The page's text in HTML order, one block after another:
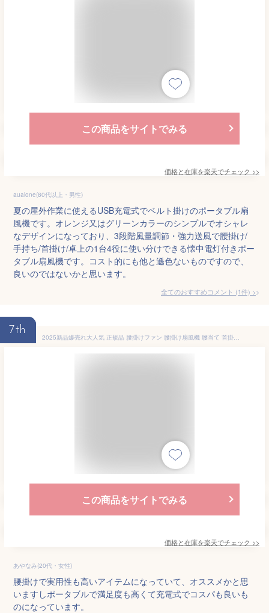
この商品をサイトでみる
価格と在庫を楽天でチェック >>
aualone(80代以上・男性)
夏の屋外作業に使えるUSB充電式でベルト掛けのポータブル扇
風機です。オレンジ又はグリーンカラーのシンプルでオシャレ
なデザインになっており、3段階風量調節・強力送風で腰掛け/
手持ち/首掛け/卓上の1台4役に使い分けできる懐中電灯付きポー
タブル扇風機です。コスト的にも他と遜色ないものですので、
良いのではないかと思います。
全てのおすすめコメント (1件) >
7th
2025新品爆売れ大人気 正規品 腰掛けファン 腰掛け扇風機 腰当て 首掛けファン ポータブルファン 100段階風量 強力風量 ベルト ポータブル扇風機 6000mAh 8~24時間長時間稼働 小型 ジェットファン usb充電 LED表示 静音 耐衝撃 釣り 登山 屋外
この商品をサイトでみる
価格と在庫を楽天でチェック >>
あやなみ(20代・女性)
腰掛けで実用性も高いアイテムになっていて、オススメかと思
いますしポータブルで満足度も高くて充電式でコスパも良いも
のになっています。